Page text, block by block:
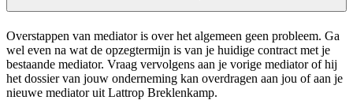
Overstappen van mediator is over het algemeen geen probleem. Ga
wel even na wat de opzegtermijn is van je huidige contract met je
bestaande mediator. Vraag vervolgens aan je vorige mediator of hij
het dossier van jouw onderneming kan overdragen aan jou of aan je
nieuwe mediator uit Lattrop Breklenkamp.